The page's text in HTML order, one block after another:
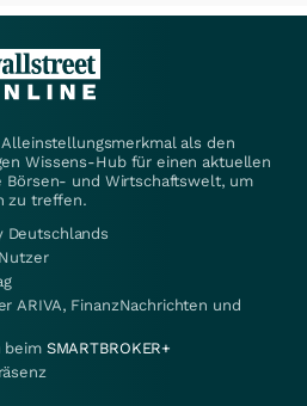
als den
Wissens-Hub für einen aktuellen
Börsen- und Wirtschaftswelt, um
zu treffen.
Deutschlands
ARIVA, FinanzNachrichten und
beim SMARTBROKER+